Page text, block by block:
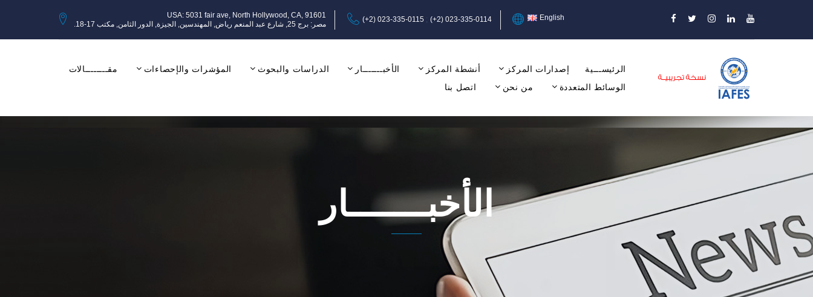
USA: 5031 fair ave, North Hollywood, CA, 91601
مصر: برج 25, شارع عبد المنعم رياض, المهندسين, الجيزة, الدور الثامن, مكتب 17-18.
(+2) 023-335-0115 (+2) 023-335-0114 English
الرئيســـية إصدارات المركز أنشطة المركز الأخبـــــــار الدراسات والبحوث المؤشرات والإحصاءات
مقــــــــالات
الوسائط المتعددة
من نحن اتصل بنا
الأخبـــــــار